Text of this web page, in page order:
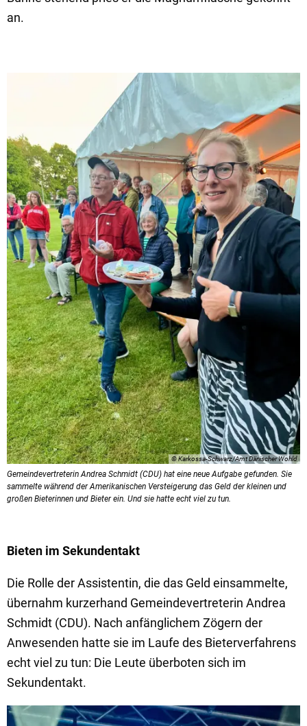
an.
© Karkossa-Schwarz/Amt Dänischer Wohld
Gemeindevertreterin Andrea Schmidt (CDU) hat eine neue Aufgabe gefunden. Sie
sammelte während der Amerikanischen Versteigerung das Geld der kleinen und
großen Bieterinnen und Bieter ein. Und sie hatte echt viel zu tun.
Bieten im Sekundentakt
Die Rolle der Assistentin, die das Geld einsammelte,
übernahm kurzerhand Gemeindevertreterin Andrea
Schmidt (CDU). Nach anfänglichem Zögern der
Anwesenden hatte sie im Laufe des Bieterverfahrens
echt viel zu tun: Die Leute überboten sich im
Sekundentakt.